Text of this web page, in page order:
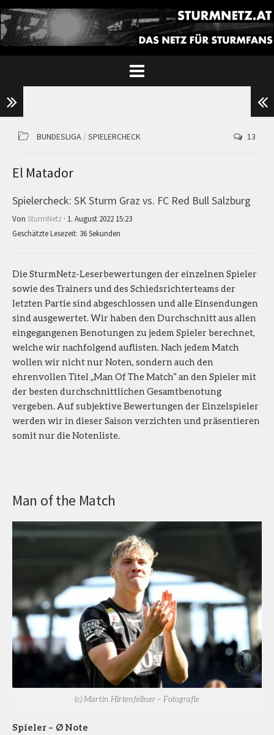
BUNDESLIGA /SPIELERCHECK 13
El Matador
Spielercheck: SK Sturm Graz vs. FC Red Bull Salzburg
Von SturmNetz · 1. August 2022 15:23
Geschätzte Lesezeit: 36 Sekunden
Die SturmNetz-Leserbewertungen der einzelnen Spieler
sowie des Trainers und des Schiedsrichterteams der
letzten Partie sind abgeschlossen und alle Einsendungen
sind ausgewertet. Wir haben den Durchschnitt aus allen
eingegangenen Benotungen zu jedem Spieler berechnet,
welche wir nachfolgend auflisten. Nach jedem Match
wollen wir nicht nur Noten, sondern auch den
ehrenvollen Titel „Man Of The Match“ an den Spieler mit
der besten durchschnittlichen Gesamtbenotung
vergeben. Auf subjektive Bewertungen der Einzelspieler
werden wir in dieser Saison verzichten und präsentieren
somit nur die Notenliste.
Man of the Match
(c) Martin Hirtenfellner – Fotografie
Spieler – Ø Note